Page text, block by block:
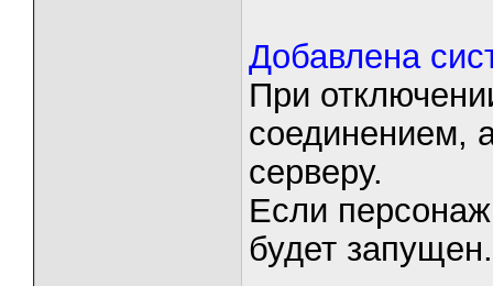
Добавлена
При
соединением,
серверу.
Если
будет запущен.